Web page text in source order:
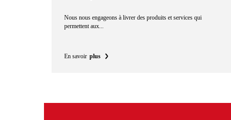
Nous nous engageons à livrer des produits et services qui
permettent aux...
En savoir plus